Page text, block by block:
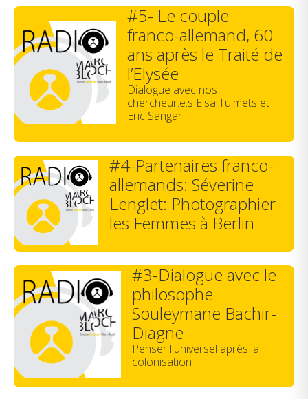
#5- Le couple
franco-allemand, 60
ans après le Traité de
l’Elysée
Dialogue avec nos
chercheur.e.s Elsa Tulmets et
Eric Sangar
#4-Partenaires franco-
allemands: Séverine
Lenglet: Photographier
les Femmes à Berlin
#3-Dialogue avec le
philosophe
Souleymane Bachir-
Diagne
Penser l'universel après la
colonisation